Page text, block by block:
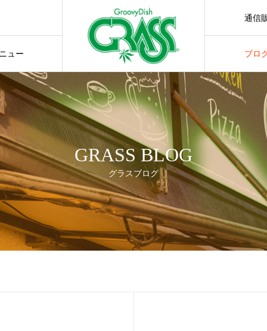
ュー ブロ
通信
GRASS BLOG
グラスブログ